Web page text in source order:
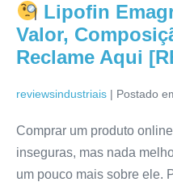
Lipofin
Valor,
Reclame Aqui
reviewsindustriais | Postado
Comprar um produto
inseguras, mas nada
um pouco mais sobre ele.